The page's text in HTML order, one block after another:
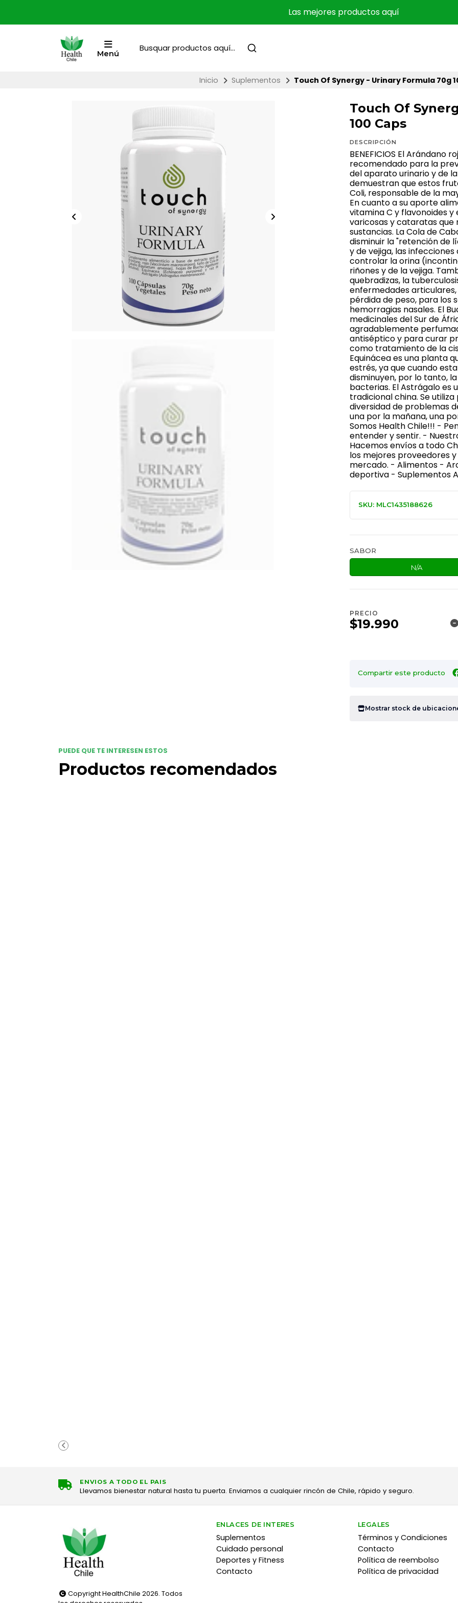
Las mejores productos aquí
Menú
Inicio Suplementos Touch Of Synergy - Urinary Formula 70g
Touch Of
100 Caps
DESCRIPCIÓN
BENEFICIOS El
recomendado para la
del aparato urinario y de
demuestran que estos
Coli, responsable de la
En cuanto a su aporte
vitamina C y flavonoides
varicosas y cataratas
sustancias. La Cola de
disminuir la "retención de
y de vejiga, las
controlar la orina
riñones y de la vejiga.
quebradizas, la
enfermedades
pérdida de peso, para los
hemorragias nasales. El
medicinales del Sur de
agradablemente
antiséptico y para curar
como tratamiento de la
Equinácea es una planta
estrés, ya que cuando
disminuyen, por lo tanto,
bacterias. El Astrágalo es
tradicional china. Se
diversidad de problemas
una por la mañana, una
Somos Health Chile!!! -
entender y sentir. -
Hacemos envíos a todo
los mejores proveedores
mercado. - Alimentos -
deportiva - Suplementos
SKU: MLC1435188626
SABOR
N/A
PRECIO
$19.990
Compartir este producto
Mostrar stock de
PUEDE QUE TE INTERESEN ESTOS
Productos recomendados
ENVIOS A TODO EL PAIS
Llevamos bienestar natural hasta tu puerta. Enviamos a cualquier rincón de Chile, rápido y seguro.
Copyright HealthChile 2026. Todos
ENLACES DE INTERES
Suplementos
Cuidado personal
Deportes y Fitness
Contacto
LEGALES
Términos y Condiciones
Contacto
Política de reembolso
Política de privacidad